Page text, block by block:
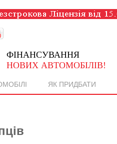
ФІНАНСУВАННЯ
НОВИХ АВТОМОБІЛІВ!
ЯК ПРИДБАТИ